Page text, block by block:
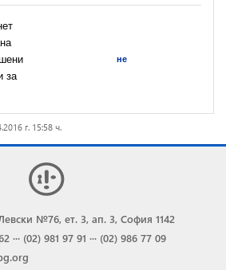
за
не
г. 15:58 ч.
№76, ет. 3, ап. 3, София 1142
··· (02) 981 97 91 ··· (02) 986 77 09